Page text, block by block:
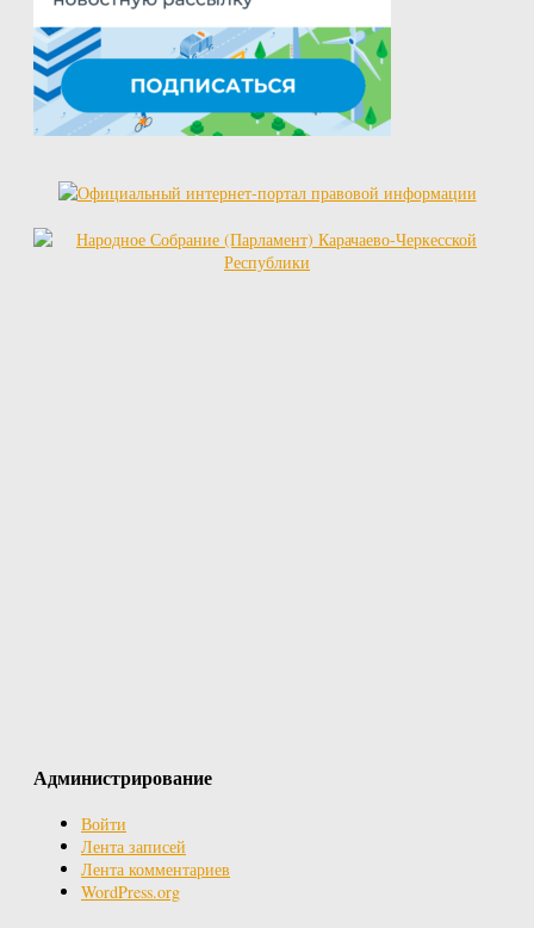
Администрирование
Войти
Лента записей
Лента комментариев
WordPress.org